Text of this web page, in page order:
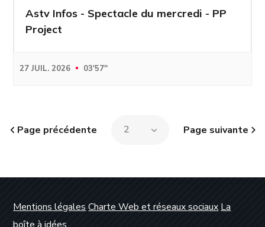
Astv Infos - Spectacle du mercredi - PP
Project
27 JUIL. 2026 03'57''
Page précédente Page suivante
Mentions légales Charte Web et réseaux sociaux La